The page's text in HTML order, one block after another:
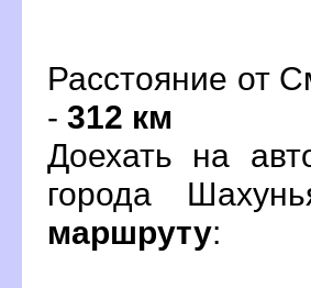
Расстояние от
- 312 км
Доехать на
орода
маршруту: